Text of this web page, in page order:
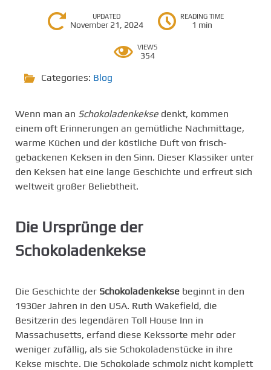
UPDATED
November 21, 2024
READING TIME
1 min
VIEWS
354
Categories: Blog
Wenn man an Schokoladenkekse denkt, kommen
einem oft Erinnerungen an gemütliche Nachmittage,
warme Küchen und der köstliche Duft von frisch-
gebackenen Keksen in den Sinn. Dieser Klassiker unter
den Keksen hat eine lange Geschichte und erfreut sich
weltweit großer Beliebtheit.
Die Ursprünge der
Schokoladenkekse
Die Geschichte der Schokoladenkekse beginnt in den
1930er Jahren in den USA. Ruth Wakefield, die
Besitzerin des legendären Toll House Inn in
Massachusetts, erfand diese Kekssorte mehr oder
weniger zufällig, als sie Schokoladenstücke in ihre
Kekse mischte. Die Schokolade schmolz nicht komplett